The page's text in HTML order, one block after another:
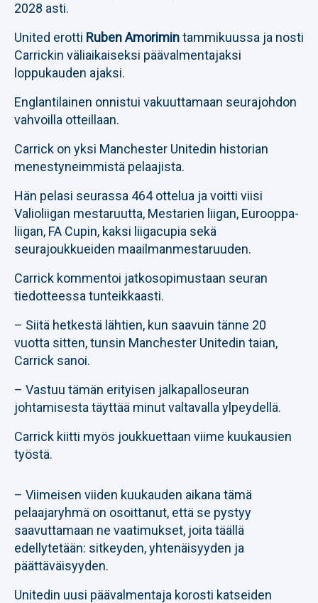
2028 asti.
United erotti Ruben Amorimintammikuussa ja nosti
Carrickin väliaikaiseksi päävalmentajaksi
loppukauden ajaksi.
Englantilainen onnistui vakuuttamaan seurajohdon
vahvoilla otteillaan.
Carrick on yksi Manchester Unitedin historian
menestyneimmistä pelaajista.
Hän pelasi seurassa 464 ottelua ja voitti viisi
Valioliigan mestaruutta, Mestarien liigan, Eurooppa-
liigan, FA Cupin, kaksi liigacupia sekä
seurajoukkueiden maailmanmestaruuden.
Carrick kommentoi jatkosopimustaan seuran
tiedotteessa tunteikkaasti.
– Siitä hetkestä lähtien, kun saavuin tänne 20
vuotta sitten, tunsin Manchester Unitedin taian,
Carrick sanoi.
– Vastuu tämän erityisen jalkapalloseuran
johtamisesta täyttää minut valtavalla ylpeydellä.
Carrick kiitti myös joukkuettaan viime kuukausien
työstä.
– Viimeisen viiden kuukauden aikana tämä
pelaajaryhmä on osoittanut, että se pystyy
saavuttamaan ne vaatimukset, joita täällä
edellytetään: sitkeyden, yhtenäisyyden ja
päättäväisyyden.
Unitedin uusi päävalmentaja korosti katseiden